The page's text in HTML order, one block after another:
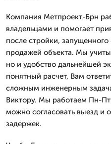
Компания Метпроект-Брн
владельцами и помогает
после стройки,
продажей объекта. Мы
но и удобство дальнейшей
понятный расчет, Вам
сложным инженерным
Виктору. Мы работаем Пн-
можно согласовать выезд и
задержек.